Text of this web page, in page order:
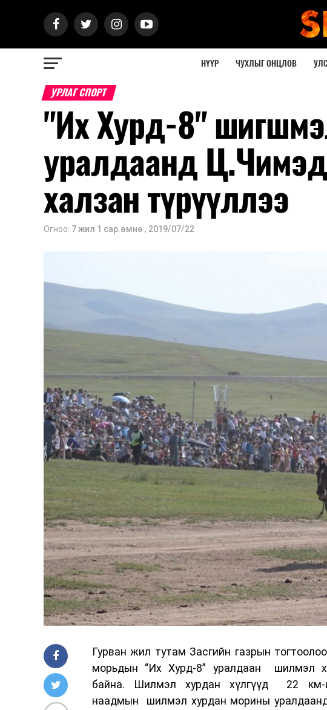
НҮҮР ЧУХЛЫГ ОНЦЛОВ
УРЛАГ СПОРТ
"Их Хурд-8"
уралдаанд
халзан түрүүллээ
Огноо: 7 жил 1 сар.өмнө , 2019/07/22
Гурван жил тутам Засгийн газрын
морьдын “Их Хурд-8” уралдаан шилмэл
байна. Шилмэл хурдан хүлгүүд 22
наадмын шилмэл хурдан морины уралдаанд